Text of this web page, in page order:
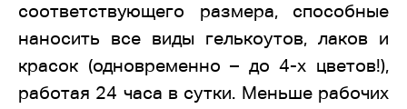
соответствующего размера, способные
наносить все виды гелькоутов, лаков и
красок (одновременно – до 4-х цветов!),
работая 24 часа в сутки. Меньше рабочих